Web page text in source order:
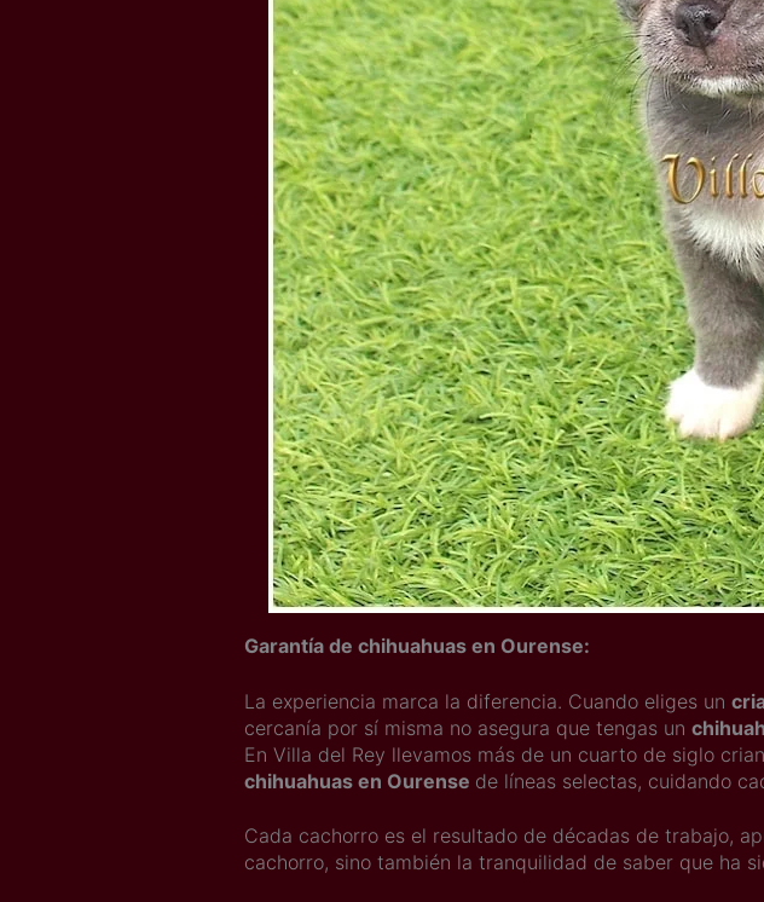
Garantía de chihuahuas en Ourense:
La experiencia marca la diferencia. Cuando eliges un
cercanía por sí misma no asegura que tengas un
En Villa del Rey llevamos más de un cuarto de siglo
chihuahuas en Ourense de líneas selectas, cuidando
Cada cachorro es el resultado de décadas de trabajo,
cachorro, sino también la tranquilidad de saber que ha